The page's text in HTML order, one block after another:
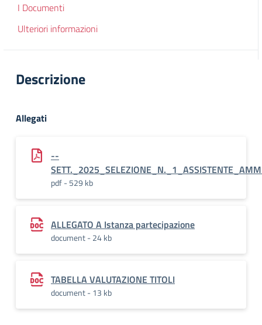
I Documenti
Ulteriori informazioni
Descrizione
Allegati
--
pdf - 529 kb
ALLEGATO A Istanza partecipazione
document - 24 kb
TABELLA VALUTAZIONE TITOLI
document - 13 kb